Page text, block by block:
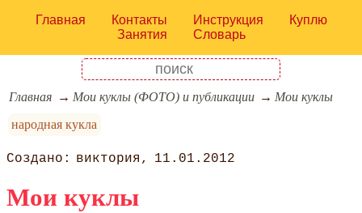
Главная Контакты Инструкция
Куплю
Занятия
Словарь
Главная Мои куклы (ФОТО) и публикации
Мои куклы
народная кукла
виктория 11.01.2012
Мои куклы